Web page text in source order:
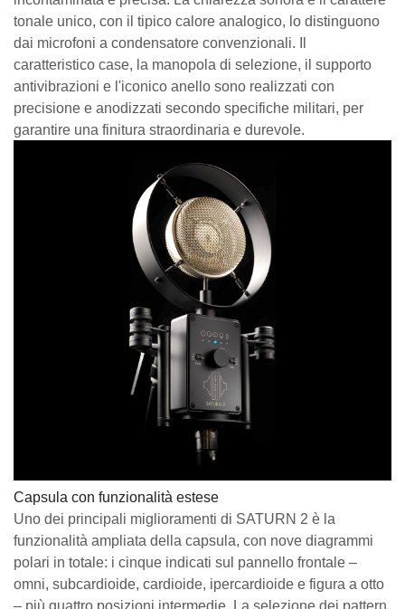
tonale unico, con il tipico calore analogico, lo distinguono
dai microfoni a condensatore convenzionali. Il
caratteristico case, la manopola di selezione, il supporto
antivibrazioni e l'iconico anello sono realizzati con
precisione e anodizzati secondo specifiche militari, per
garantire una finitura straordinaria e durevole.
Capsula con funzionalità estese
Uno dei principali miglioramenti di SATURN 2 è la
funzionalità ampliata della capsula, con nove diagrammi
polari in totale: i cinque indicati sul pannello frontale –
omni, subcardioide, cardioide, ipercardioide e figura a otto
– più quattro posizioni intermedie. La selezione dei pattern